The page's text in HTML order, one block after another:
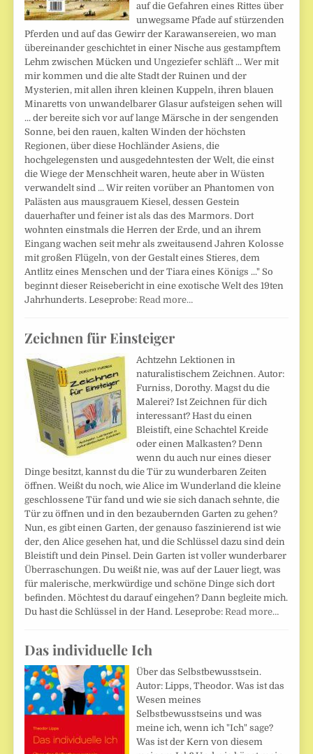
auf die Gefahren eines Rittes über
unwegsame Pfade auf stürzenden
Pferden und auf das Gewirr der Karawansereien, wo man
übereinander geschichtet in einer Nische aus gestampftem
Lehm zwischen Mücken und Ungeziefer schläft ... Wer mit
mir kommen und die alte Stadt der Ruinen und der
Mysterien, mit allen ihren kleinen Kuppeln, ihren blauen
Minaretts von unwandelbarer Glasur aufsteigen sehen will
... der bereite sich vor auf lange Märsche in der sengenden
Sonne, bei den rauen, kalten Winden der höchsten
Regionen, über diese Hochländer Asiens, die
hochgelegensten und ausgedehntesten der Welt, die einst
die Wiege der Menschheit waren, heute aber in Wüsten
verwandelt sind ... Wir reiten vorüber an Phantomen von
Palästen aus mausgrauem Kiesel, dessen Gestein
dauerhafter und feiner ist als das des Marmors. Dort
wohnten einstmals die Herren der Erde, und an ihrem
Eingang wachen seit mehr als zweitausend Jahren Kolosse
mit großen Flügeln, von der Gestalt eines Stieres, dem
Antlitz eines Menschen und der Tiara eines Königs ..." So
beginnt dieser Reisebericht in eine exotische Welt des 19ten
Jahrhunderts. Leseprobe:Read more…
Zeichnen für Einsteiger
Achtzehn Lektionen in
naturalistischem Zeichnen. Autor:
Furniss, Dorothy. Magst du die
Malerei? Ist Zeichnen für dich
interessant? Hast du einen
Bleistift, eine Schachtel Kreide
oder einen Malkasten? Denn
wenn du auch nur eines dieser
Dinge besitzt, kannst du die Tür zu wunderbaren Zeiten
öffnen. Weißt du noch, wie Alice im Wunderland die kleine
geschlossene Tür fand und wie sie sich danach sehnte, die
Tür zu öffnen und in den bezaubernden Garten zu gehen?
Nun, es gibt einen Garten, der genauso faszinierend ist wie
der, den Alice gesehen hat, und die Schlüssel dazu sind dein
Bleistift und dein Pinsel. Dein Garten ist voller wunderbarer
Überraschungen. Du weißt nie, was auf der Lauer liegt, was
für malerische, merkwürdige und schöne Dinge sich dort
befinden. Möchtest du darauf eingehen? Dann begleite mich.
Du hast die Schlüssel in der Hand. Leseprobe:Read more…
Das individuelle Ich
Über das Selbstbewusstsein.
Autor: Lipps, Theodor. Was ist das
Wesen meines
Selbstbewusstseins und was
meine ich, wenn ich "Ich" sage?
Was ist der Kern von diesem